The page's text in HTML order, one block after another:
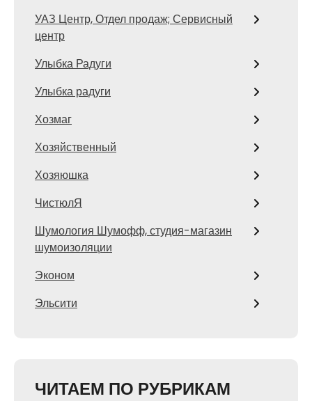
УАЗ Центр, Отдел продаж; Сервисный
центр
Улыбка Радуги
Улыбка радуги
Хозмаг
Хозяйственный
Хозяюшка
ЧистюлЯ
Шумология Шумофф, студия-магазин
шумоизоляции
Эконом
Эльсити
ЧИТАЕМ ПО РУБРИКАМ